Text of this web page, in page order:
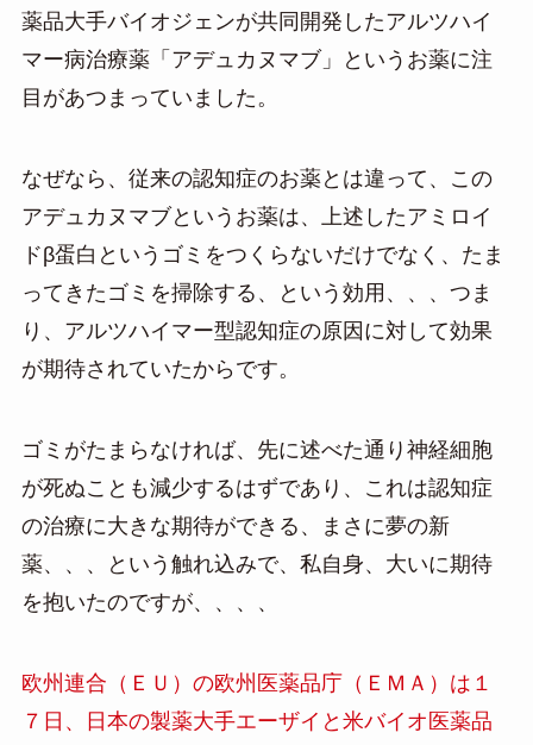
薬品大手バイオジェンが共同開発したアルツハイ
マー病治療薬「アデュカヌマブ」というお薬に注
目があつまっていました。
なぜなら、従来の認知症のお薬とは違って、この
アデュカヌマブというお薬は、上述したアミロイ
ドβ蛋白というゴミをつくらないだけでなく、たま
ってきたゴミを掃除する、という効用、、、つま
り、アルツハイマー型認知症の原因に対して効果
が期待されていたからです。
ゴミがたまらなければ、先に述べた通り神経細胞
が死ぬことも減少するはずであり、これは認知症
の治療に大きな期待ができる、まさに夢の新
薬、、、という触れ込みで、私自身、大いに期待
を抱いたのですが、、、、
欧州連合（ＥＵ）の欧州医薬品庁（ＥＭＡ）は１
７日、日本の製薬大手エーザイと米バイオ医薬品